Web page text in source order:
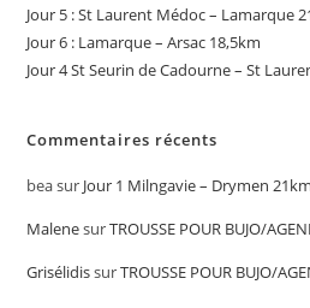
Jour 5 : St Laurent Médoc – Lamarque
Jour 6 : Lamarque – Arsac 18,5km
Jour 4 St Seurin de Cadourne – St
Commentaires récents
beasur Jour 1 Milngavie – Drymen 21km
MalenesurTROUSSE POUR BUJO/
GrisélidissurTROUSSE POUR BUJO/